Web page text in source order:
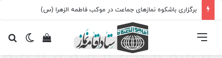
برگزاری باشکوه نمازهای جماعت در موکب فاطمه الزهرا (س)
تغییرمشاهده فهرست